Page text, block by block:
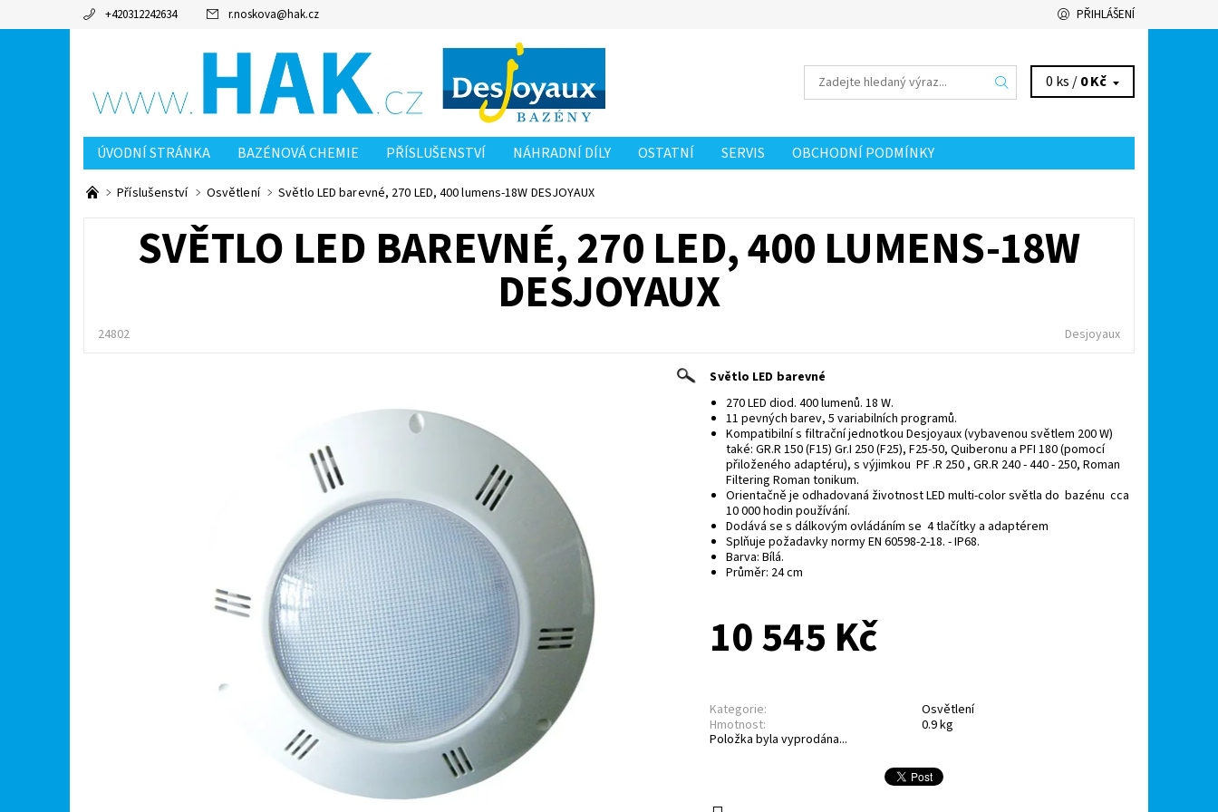
+420312242634 r.noskova@hak.cz PŘIHLÁŠENÍ
0 ks /0 Kč
ÚVODNÍ STRÁNKA BAZÉNOVÁ CHEMIE PŘÍSLUŠENSTVÍ NÁHRADNÍ DÍLY OSTATNÍ SERVIS
OBCHODNÍ PODMÍNKY
MOJE OBJEDNÁVKA
KONTAKTY OCHRANA OSOBNÍCH ÚDAJŮ NAPIŠTE NÁM
Příslušenství Osvětlení Světlo LED barevné, 270 LED, 400 lumens-18W DESJOYAUX
SVĚTLO LED BAREVNÉ, 270 LED, 400 LUMENS-18W
DESJOYAUX
24802 Desjoyaux
Světlo LED barevné
270 LED diod. 400 lumenů. 18 W.
11 pevných barev, 5 variabilních programů.
Kompatibilní s filtrační jednotkou Desjoyaux (vybavenou světlem 200 W)
také: GR.R 150 (F15) Gr.I 250 (F25), F25-50, Quiberonu a PFI 180 (pomocí
přiloženého adaptéru), s výjimkou PF .R 250 , GR.R 240 - 440 - 250, Roman
Filtering Roman tonikum.
Orientačně je odhadovaná životnost LED multi-color světla do bazénu cca
10 000 hodin používání.
Dodává se s dálkovým ovládáním se 4 tlačítky a adaptérem
Splňuje požadavky normy EN 60598-2-18. - IP68.
Barva: Bílá.
Průměr: 24 cm
10 545 Kč
Kategorie:
Osvětlení
Hmotnost:
0.9 kg
Položka byla vyprodána...